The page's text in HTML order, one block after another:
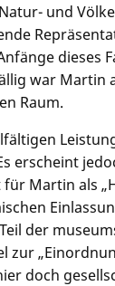
und
dieses
war Martin
Raum.
erscheint
Martin als
der
zur
doch